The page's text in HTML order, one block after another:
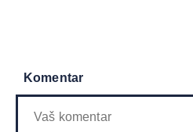
Komentar